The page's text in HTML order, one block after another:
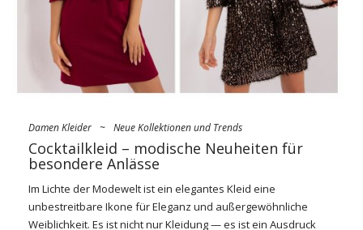
Damen Kleider ~ Neue Kollektionen und Trends
Cocktailkleid – modische Neuheiten für
besondere Anlässe
Im Lichte der Modewelt ist ein elegantes Kleid eine
unbestreitbare Ikone für Eleganz und außergewöhnliche
Weiblichkeit. Es ist nicht nur Kleidung — es ist ein Ausdruck